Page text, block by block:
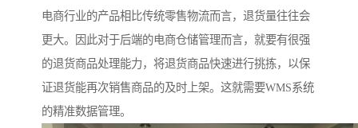
电商行业的产品相比传统零售物流而言，退货量往往会
更大。因此对于后端的电商仓储管理而言，就要有很强
的退货商品处理能力，将退货商品快速进行挑拣，以保
证退货能再次销售商品的及时上架。这就需要WMS系统
的精准数据管理。